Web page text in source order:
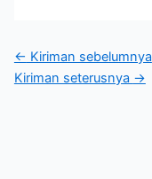
← Kiriman sebelumnya
Kiriman seterusnya →